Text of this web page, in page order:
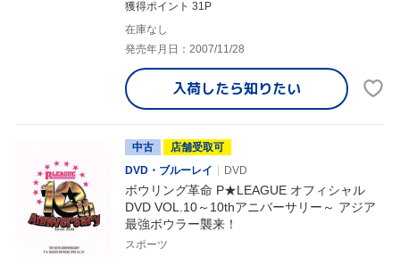
獲得ポイント 31P
在庫なし
発売年月日：2007/11/28
入荷したら知りたい
中古
店舗受取可
DVD・ブルーレイ
DVD
ボウリング革命 P★LEAGUE オフィシャル
DVD VOL.10～10thアニバーサリー～ アジア
最強ボウラー襲来！
スポーツ